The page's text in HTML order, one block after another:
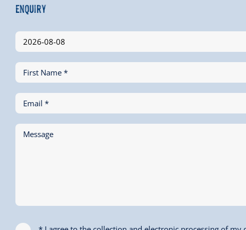
Enquiry
First Name *
Email *
Message